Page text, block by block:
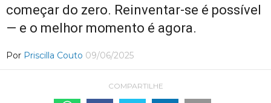
começar do zero. Reinventar-se é possível
— e o melhor momento é agora.
Por Priscilla Couto 09/06/2025
COMPARTILHE